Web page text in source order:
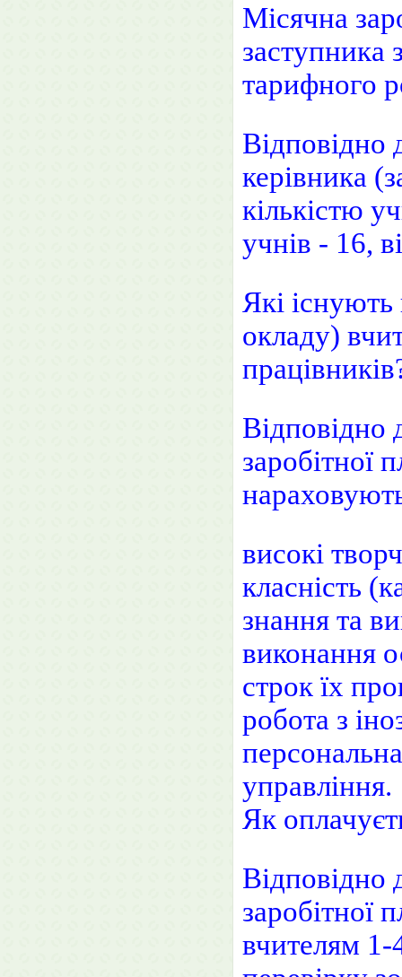
Місячна
заступника
тарифного
Відповідно
керівника
кількістю
учнів - 16,
Які
окладу)
Відповідно
заробітної
високі
класність
знання та
виконання
строк їх
робота з
управління.
Як
Відповідно
заробітної
вчителям 1-